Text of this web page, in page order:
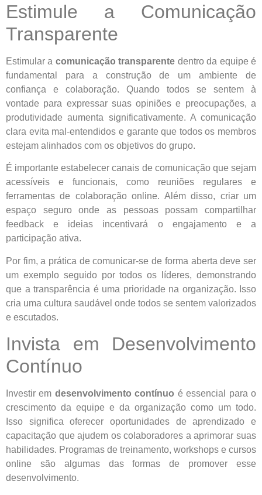
Estimule a Comunicação
Transparente
Estimular a comunicação transparente dentro da equipe é
fundamental para a construção de um ambiente de
confiança e colaboração. Quando todos se sentem à
vontade para expressar suas opiniões e preocupações, a
produtividade aumenta significativamente. A comunicação
clara evita mal-entendidos e garante que todos os membros
estejam alinhados com os objetivos do grupo.
É importante estabelecer canais de comunicação que sejam
acessíveis e funcionais, como reuniões regulares e
ferramentas de colaboração online. Além disso, criar um
espaço seguro onde as pessoas possam compartilhar
feedback e ideias incentivará o engajamento e a
participação ativa.
Por fim, a prática de comunicar-se de forma aberta deve ser
um exemplo seguido por todos os líderes, demonstrando
que a transparência é uma prioridade na organização. Isso
cria uma cultura saudável onde todos se sentem valorizados
e escutados.
Invista em Desenvolvimento
Contínuo
Investir em desenvolvimento contínuo é essencial para o
crescimento da equipe e da organização como um todo.
Isso significa oferecer oportunidades de aprendizado e
capacitação que ajudem os colaboradores a aprimorar suas
habilidades. Programas de treinamento, workshops e cursos
online são algumas das formas de promover esse
desenvolvimento.